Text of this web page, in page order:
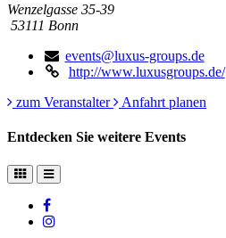
Wenzelgasse 35-39
53111 Bonn
events@luxus-groups.de
http://www.luxusgroups.de/
zum Veranstalter
Anfahrt planen
Entdecken Sie weitere Events